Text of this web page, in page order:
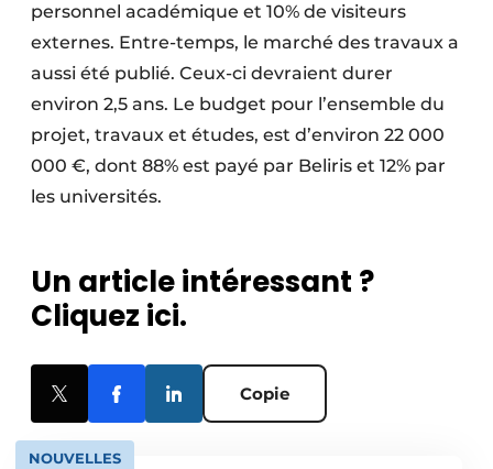
personnel académique et 10% de visiteurs
externes. Entre-temps, le marché des travaux a
aussi été publié. Ceux-ci devraient durer
environ 2,5 ans. Le budget pour l’ensemble du
projet, travaux et études, est d’environ 22 000
000 €, dont 88% est payé par Beliris et 12% par
les universités.
Un article intéressant ?
Cliquez ici.
Copie
NOUVELLES